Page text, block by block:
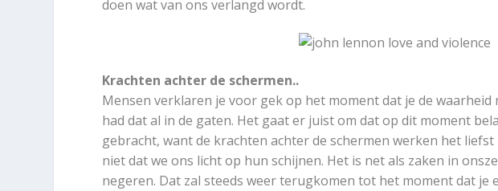
doen wat van ons verlangd wordt.
Krachten achter de schermen..
Mensen verklaren je voor gek op het moment dat je de
had dat al in de gaten. Het gaat er juist om dat op dit moment
gebracht, want de krachten achter de schermen werken het
niet dat we ons licht op hun schijnen. Het is net als zaken in
negeren. Dat zal steeds weer terugkomen tot het moment dat je